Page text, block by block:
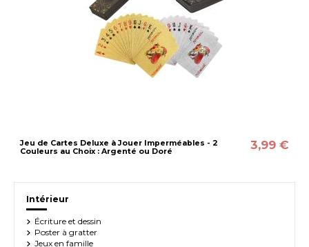
Jeu de Cartes Deluxe à Jouer Imperméables - 2
Couleurs au Choix : Argenté ou Doré
3,99 €
Intérieur
Écriture et dessin
Poster à gratter
Jeux en famille